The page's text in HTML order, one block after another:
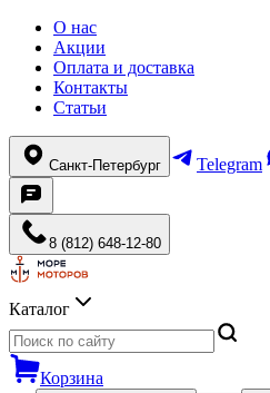
О нас
Акции
Оплата и доставка
Контакты
Статьи
Санкт-Петербург Telegram
8 (812) 648-12-80
Каталог
Корзина